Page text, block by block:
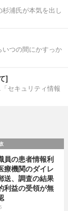
浦氏が本気を出し
つの間にかすっか
]
セキュリティ情報
員の患者情報利
療機関のダイレ
送、調査の結果
利益の受領が無